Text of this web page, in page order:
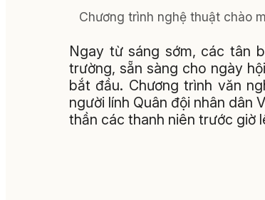
Chương trình nghệ thuật chào
Ngay từ sáng sớm, các tân
trường, sẵn sàng cho ngày
bắt đầu. Chương trình văn
người lính Quân đội nhân dân
thần các thanh niên trước giờ